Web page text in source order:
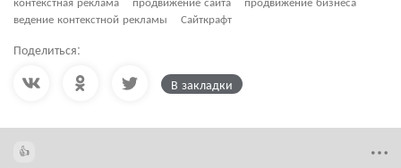
ведение контекстной рекламы
Сайткрафт
Поделиться:
В закладки